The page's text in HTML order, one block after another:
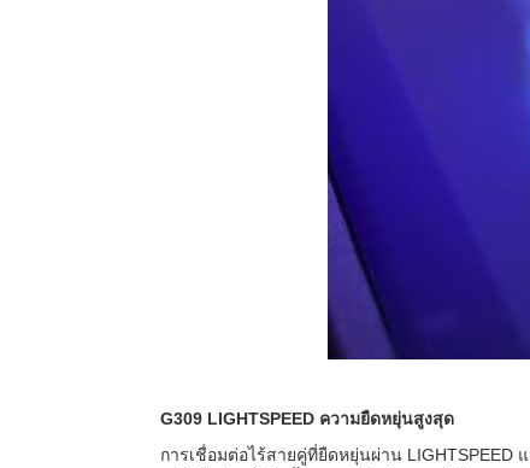
G309 LIGHTSPEED ความยืดหยุ่นสูงสุด
การเชื่อมต่อไร้สายคู่ที่ยืดหยุ่นผ่าน LIGHTSPEED